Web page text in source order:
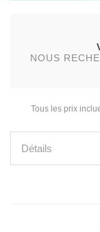
NOUS
Tous les prix
Détails